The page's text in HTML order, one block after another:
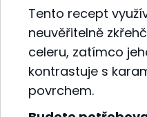
Tento recept
neuvěřitelně
celeru, zatímco
kontrastuje s
povrchem.